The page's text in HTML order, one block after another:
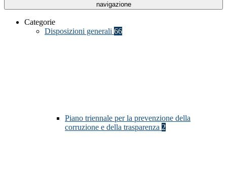
navigazione
Categorie
Disposizioni generali 66
Piano triennale per la prevenzione della
corruzione e della trasparenza 2